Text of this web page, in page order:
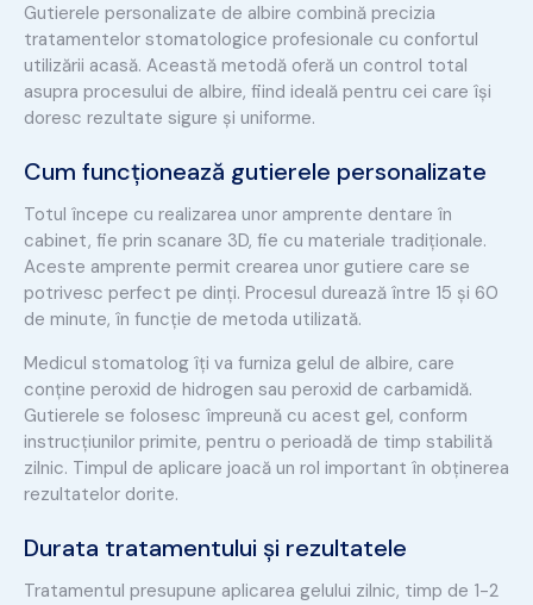
Gutierele personalizate de albire combină precizia
tratamentelor stomatologice profesionale cu confortul
utilizării acasă. Această metodă oferă un control total
asupra procesului de albire, fiind ideală pentru cei care își
doresc rezultate sigure și uniforme.
Cum funcționează gutierele personalizate
Totul începe cu realizarea unor amprente dentare în
cabinet, fie prin scanare 3D, fie cu materiale tradiționale.
Aceste amprente permit crearea unor gutiere care se
potrivesc perfect pe dinți. Procesul durează între 15 și 60
de minute, în funcție de metoda utilizată.
Medicul stomatolog îți va furniza gelul de albire, care
conține peroxid de hidrogen sau peroxid de carbamidă.
Gutierele se folosesc împreună cu acest gel, conform
instrucțiunilor primite, pentru o perioadă de timp stabilită
zilnic. Timpul de aplicare joacă un rol important în obținerea
rezultatelor dorite.
Durata tratamentului și rezultatele
Tratamentul presupune aplicarea gelului zilnic, timp de 1-2